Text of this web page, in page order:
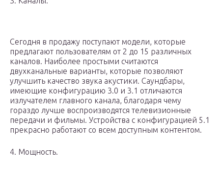
Сегодня в продажу поступают модели, которые
предлагают пользователям от 2 до 15 различных
каналов. Наиболее простыми считаются
двухканальные варианты, которые позволяют
улучшить качество звука акустики. Саундбары,
имеющие конфигурацию 3.0 и 3.1 отличаются
излучателем главного канала, благодаря чему
гораздо лучше воспроизводятся телевизионные
передачи и фильмы. Устройства с конфигурацией 5.1
прекрасно работают со всем доступным контентом.
4. Мощность.